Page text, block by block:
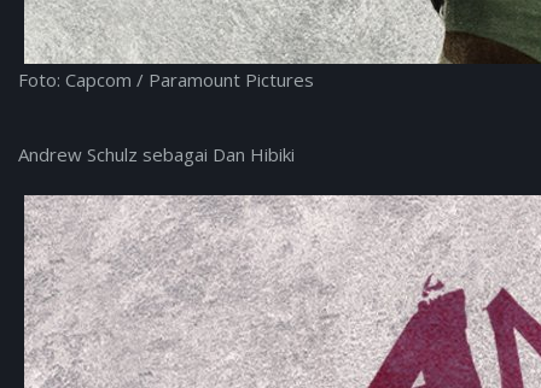
Foto: Capcom / Paramount Pictures
Andrew Schulz sebagai Dan Hibiki